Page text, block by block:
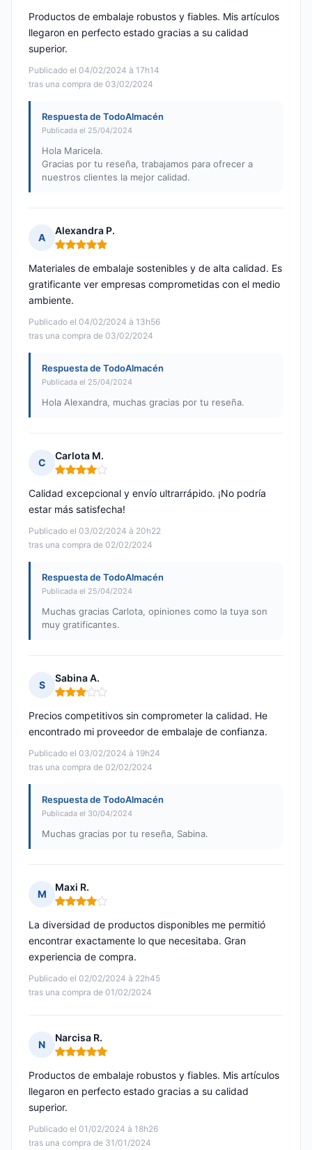
Publicado el 04/02/2024 à 17h14
tras una compra de 03/02/2024
Productos de embalaje robustos y fiables. Mis artículos
llegaron en perfecto estado gracias a su calidad
superior.
Respuesta de TodoAlmacén
Publicada el 25/04/2024
Hola Maricela.
Gracias por tu reseña, trabajamos para ofrecer a
nuestros clientes la mejor calidad.
A
Alexandra P.
Nota: 5 de 5
Publicado el 04/02/2024 à 13h56
tras una compra de 03/02/2024
Materiales de embalaje sostenibles y de alta calidad. Es
gratificante ver empresas comprometidas con el medio
ambiente.
Respuesta de TodoAlmacén
Publicada el 25/04/2024
Hola Alexandra, muchas gracias por tu reseña.
C
Carlota M.
Nota: 4 de 5
Publicado el 03/02/2024 à 20h22
tras una compra de 02/02/2024
Calidad excepcional y envío ultrarrápido. ¡No podría
estar más satisfecha!
Respuesta de TodoAlmacén
Publicada el 25/04/2024
Muchas gracias Carlota, opiniones como la tuya son
muy gratificantes.
S
Sabina A.
Nota: 3 de 5
Publicado el 03/02/2024 à 19h24
tras una compra de 02/02/2024
Precios competitivos sin comprometer la calidad. He
encontrado mi proveedor de embalaje de confianza.
Respuesta de TodoAlmacén
Publicada el 30/04/2024
Muchas gracias por tu reseña, Sabina.
M
Maxi R.
Nota: 4 de 5
Publicado el 02/02/2024 à 22h45
tras una compra de 01/02/2024
La diversidad de productos disponibles me permitió
encontrar exactamente lo que necesitaba. Gran
experiencia de compra.
N
Narcisa R.
Nota: 5 de 5
Publicado el 01/02/2024 à 18h26
tras una compra de 31/01/2024
Productos de embalaje robustos y fiables. Mis artículos
llegaron en perfecto estado gracias a su calidad
superior.